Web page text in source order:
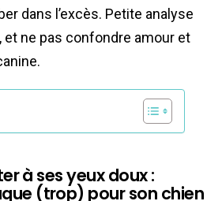
dans l’excès. Petite analyse
et ne pas confondre amour et
à ses yeux doux :
(trop) pour son chien